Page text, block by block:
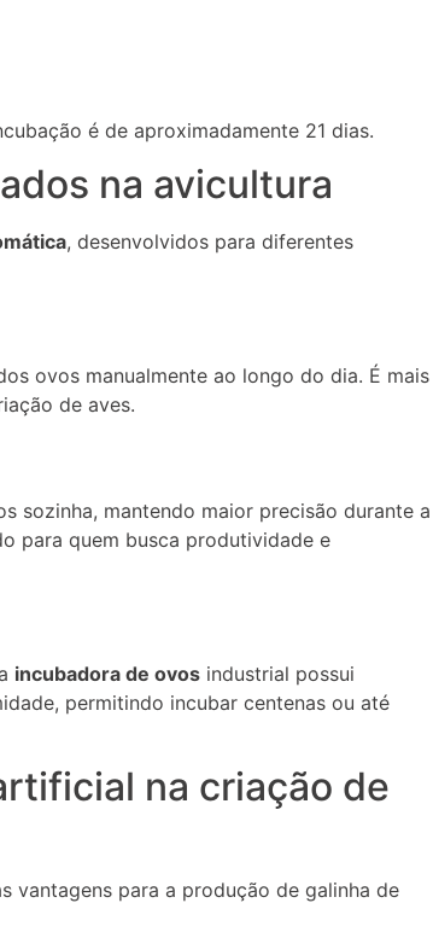
é de aproximadamente 21 dias.
na avicultura
, desenvolvidos para diferentes
ovos manualmente ao longo do dia. É mais
de aves.
sozinha, mantendo maior precisão durante a
para quem busca produtividade e
incubadora de ovos industrial possui
permitindo incubar centenas ou até
na criação de
vantagens para a produção de galinha de